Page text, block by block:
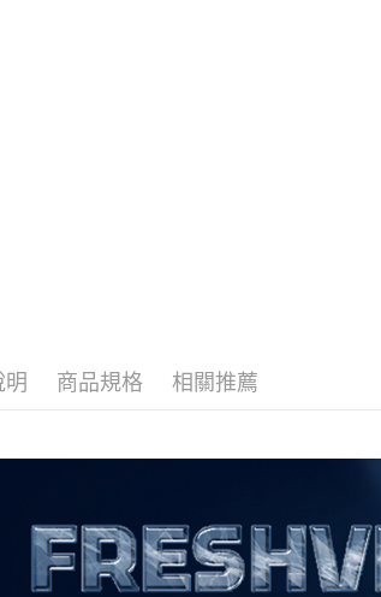
明 商品規格 相關推薦